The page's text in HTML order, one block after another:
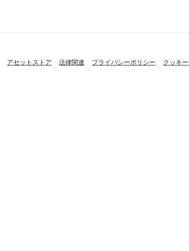
アセットストア 法律関連 プライバシーポリシー クッキー